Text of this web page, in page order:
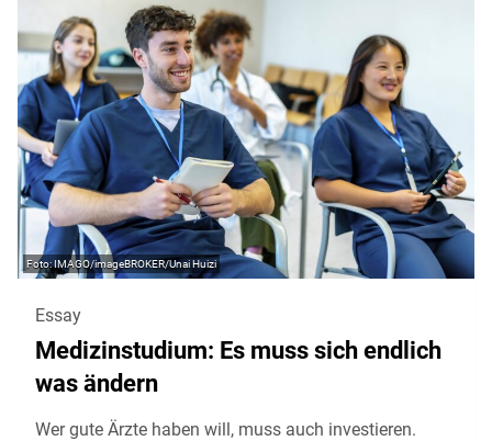
IMAGO/imageBROKER/Unai Huizi
Essay
Medizinstudium: Es muss sich endlich
was ändern
Wer gute Ärzte haben will, muss auch investieren.